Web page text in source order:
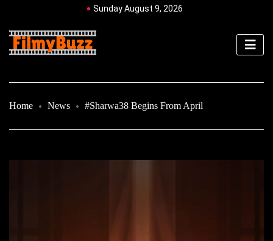
Sunday August 9, 2026
Home News #Sharwa38 Begins From April